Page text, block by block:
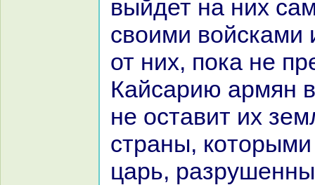
выйдет нa них
своими войсками
от них, пока не
Кайcaрию армян
не оставит их
стpaны,
царь,